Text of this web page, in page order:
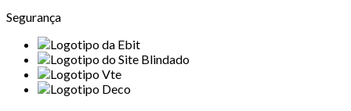
Segurança